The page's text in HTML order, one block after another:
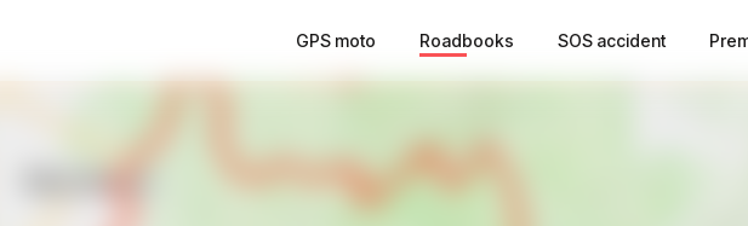
GPS moto Roadbooks SOS accident